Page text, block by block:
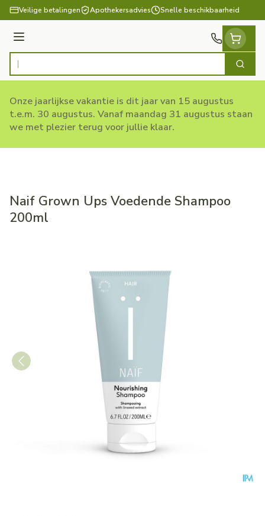
Ga naar de inhoud
Veilige betalingen Apothekersadvies Snelle beschikbaarheid
Menu
Product, merk, categorie... Zoek
Onze jaarlijkse vakantie is dit jaar van 15 augustus
t.e.m. 30 augustus. Vanaf maandag 31 augustus staan
we met plezier terug voor jullie klaar.
Naif Grown Ups Voedende Shampoo
200ml